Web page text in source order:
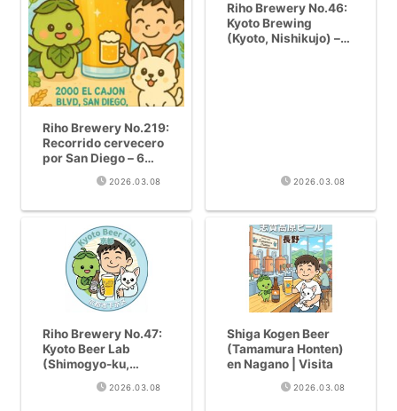
Riho Brewery No.219:
Recorrido cervecero
por San Diego – 6
cervecerias en un dia
2026.03.08
Riho Brewery No.46:
Kyoto Brewing
(Kyoto, Nishikujo) –
2026.03.08
Riho Brewery No.47:
Kyoto Beer Lab
(Shimogyo-ku,
Kyoto) – Habanero
Porter y 10 grifos
2026.03.08
Shiga Kogen Beer
(Tamamura Honten)
en Nagano | Visita
2026.03.08